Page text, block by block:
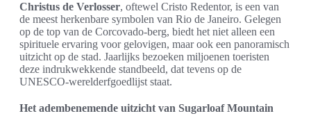
Christus de Verlosser, oftewel Cristo Redentor, is een van
de meest herkenbare symbolen van Rio de Janeiro. Gelegen
op de top van de Corcovado-berg, biedt het niet alleen een
spirituele ervaring voor gelovigen, maar ook een panoramisch
uitzicht op de stad. Jaarlijks bezoeken miljoenen toeristen
deze indrukwekkende standbeeld, dat tevens op de
UNESCO-werelderfgoedlijst staat.
Het adembenemende uitzicht van Sugarloaf Mountain